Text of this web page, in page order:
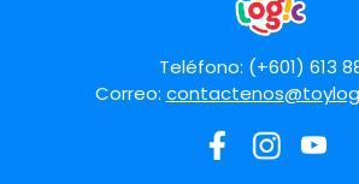
Teléfono: (+601) 613 88
Correo: